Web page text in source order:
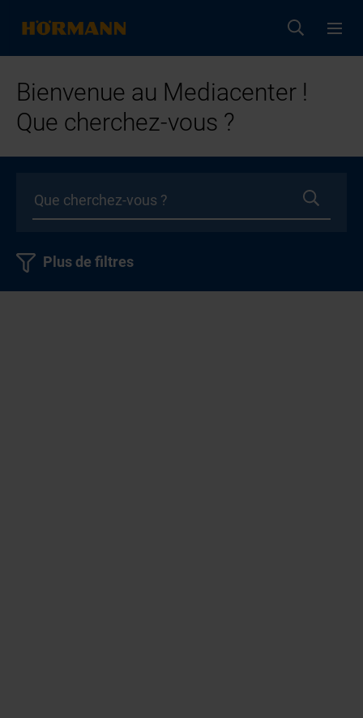
Bienvenue au Mediacenter !
Que cherchez-vous ?
Plus de filtres